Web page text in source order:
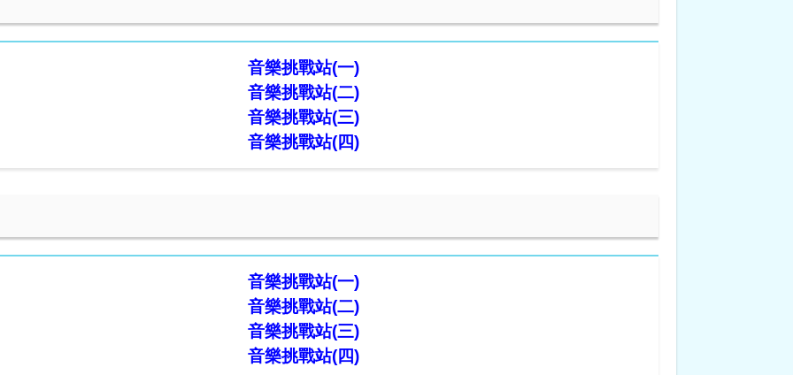
音樂挑戰站(一)
音樂挑戰站(二)
音樂挑戰站(三)
音樂挑戰站(四)
音樂挑戰站(一)
音樂挑戰站(二)
音樂挑戰站(三)
音樂挑戰站(四)